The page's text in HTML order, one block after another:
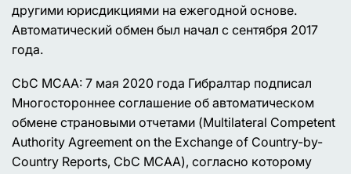
другими юрисдикциями на ежегодной основе.
Автоматический обмен был начал с сентября 2017
года.
CbC MCAA: 7 мая 2020 года Гибралтар подписал
Многостороннее соглашение об автоматическом
обмене страновыми отчетами (Multilateral Competent
Authority Agreement on the Exchange of Country-by-
Country Reports, CbC MCAA), согласно которому